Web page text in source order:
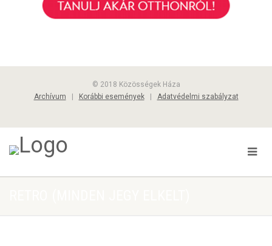
© 2018 Közösségek Háza
Archívum
Korábbi események| Adatvédelmi szabályzat